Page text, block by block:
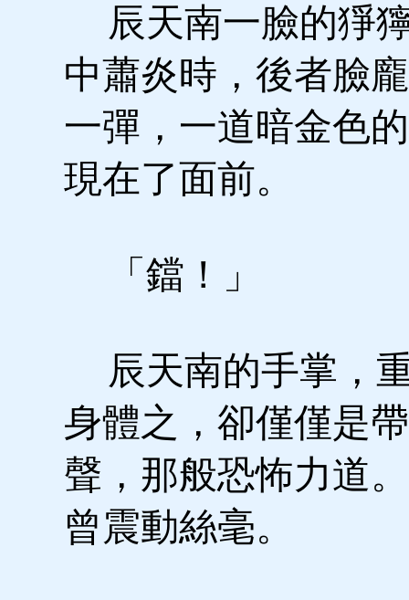
辰天南一臉的猙
中蕭炎時，後者臉
一彈，一道暗金色
現在了面前。
「鐺！」
辰天南的手掌，
身體之，卻僅僅是
聲，那般恐怖力道
曾震動絲毫。